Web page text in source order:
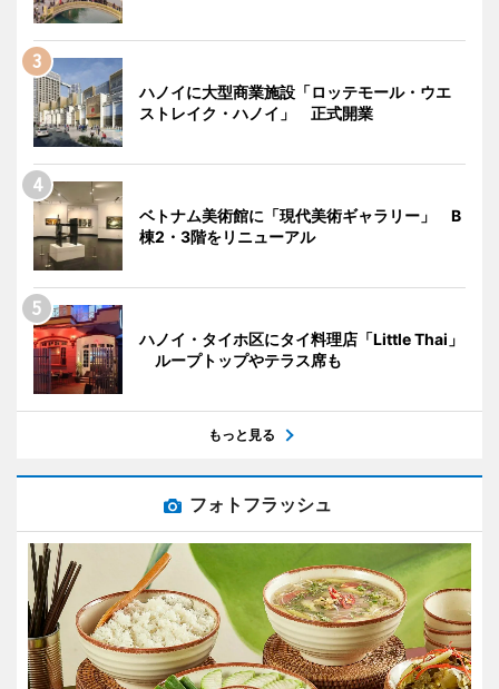
ハノイに大型商業施設「ロッテモール・ウエ
ストレイク・ハノイ」 正式開業
ベトナム美術館に「現代美術ギャラリー」 B
棟2・3階をリニューアル
ハノイ・タイホ区にタイ料理店「Little Thai」
ループトップやテラス席も
もっと見る
フォトフラッシュ